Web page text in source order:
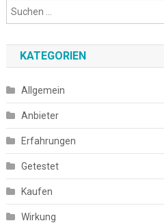
KATEGORIEN
Allgemein
Anbieter
Erfahrungen
Getestet
Kaufen
Wirkung